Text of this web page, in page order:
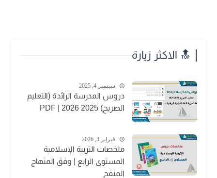
🔝 الاكثر زيارة
سبتمبر 4, 2025
دروس المدرسة الرائدة (التعليم
الصريح) 2025 2026 | PDF
فبراير 3, 2026
ملخصات التربية الإسلامية
المستوى الرابع | وفق المنهاج
المنقح